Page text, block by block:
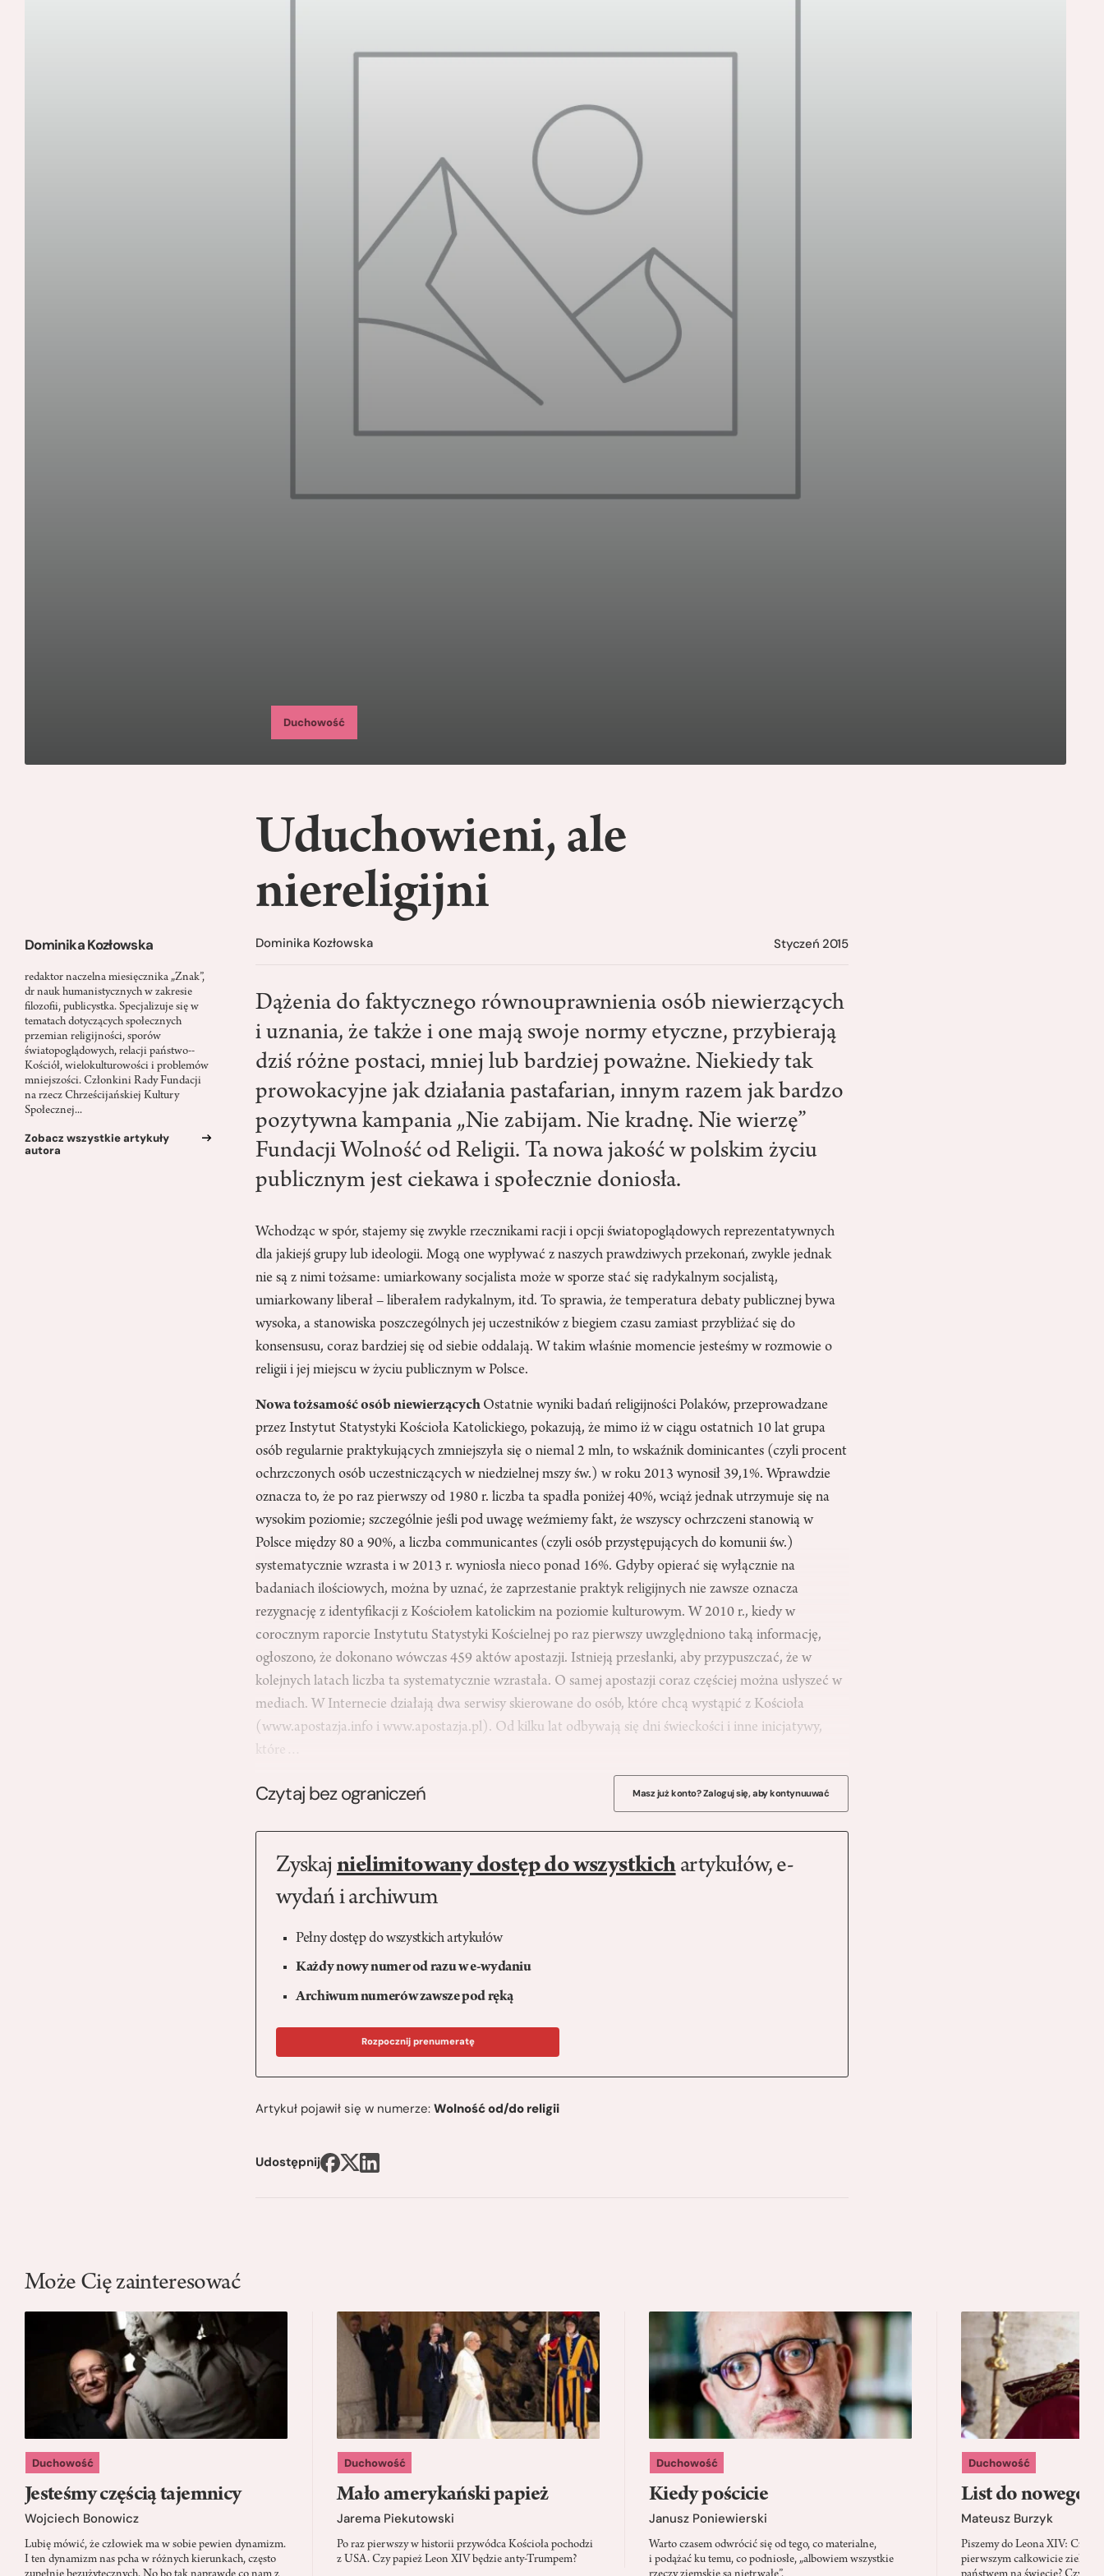
Duchowość
Dominika Kozłowska
redaktor naczelna miesięcznika „Znak”,
dr nauk humanistycznych w zakresie
filozofii, publicystka. Specjalizuje się w
tematach dotyczących społecznych
przemian religijności, sporów
światopoglądowych, relacji państwo-­
Kościół, wielokulturowości i problemów
mniejszości. Członkini Rady Fundacji
na rzecz Chrześcijańskiej Kultury
Społecznej...
Zobacz wszystkie artykuły
autora
Uduchowieni, ale
niereligijni
Dominika Kozłowska Styczeń 2015
Dążenia do faktycznego równouprawnienia osób niewierzących
i uznania, że także i one mają swoje normy etyczne, przybierają
dziś różne postaci, mniej lub bardziej poważne. Niekiedy tak
prowokacyjne jak działania pastafarian, innym razem jak bardzo
pozytywna kampania „Nie zabijam. Nie kradnę. Nie wierzę”
Fundacji Wolność od Religii. Ta nowa jakość w polskim życiu
publicznym jest ciekawa i społecznie doniosła.
Wchodząc w spór, stajemy się zwykle rzecznikami racji i opcji światopoglądowych reprezentatywnych
dla jakiejś grupy lub ideologii. Mogą one wypływać z naszych prawdziwych przekonań, zwykle jednak
nie są z nimi tożsame: umiarkowany socjalista może w sporze stać się radykalnym socjalistą,
umiarkowany liberał – liberałem radykalnym, itd. To sprawia, że temperatura debaty publicznej bywa
wysoka, a stanowiska poszczególnych jej uczestników z biegiem czasu zamiast przybliżać się do
konsensusu, coraz bardziej się od siebie oddalają. W takim właśnie momencie jesteśmy w rozmowie o
religii i jej miejscu w życiu publicznym w Polsce.
Nowa tożsamość osób niewierzących Ostatnie wyniki badań religijności Polaków, przeprowadzane
przez Instytut Statystyki Kościoła Katolickiego, pokazują, że mimo iż w ciągu ostatnich 10 lat grupa
osób regularnie praktykujących zmniejszyła się o niemal 2 mln, to wskaźnik dominicantes (czyli procent
ochrzczonych osób uczestniczących w niedzielnej mszy św.) w roku 2013 wynosił 39,1%. Wprawdzie
oznacza to, że po raz pierwszy od 1980 r. liczba ta spadła poniżej 40%, wciąż jednak utrzymuje się na
wysokim poziomie; szczególnie jeśli pod uwagę weźmiemy fakt, że wszyscy ochrzczeni stanowią w
Polsce między 80 a 90%, a liczba communicantes (czyli osób przystępujących do komunii św.)
systematycznie wzrasta i w 2013 r. wyniosła nieco ponad 16%. Gdyby opierać się wyłącznie na
badaniach ilościowych, można by uznać, że zaprzestanie praktyk religijnych nie zawsze oznacza
rezygnację z identyfikacji z Kościołem katolickim na poziomie kulturowym. W 2010 r., kiedy w
corocznym raporcie Instytutu Statystyki Kościelnej po raz pierwszy uwzględniono taką informację,
ogłoszono, że dokonano wówczas 459 aktów apostazji. Istnieją przesłanki, aby przypuszczać, że w
kolejnych latach liczba ta systematycznie wzrastała. O samej apostazji coraz częściej można usłyszeć w
mediach. W Internecie działają dwa serwisy skierowane do osób, które chcą wystąpić z Kościoła
(www.apostazja.info i www.apostazja.pl). Od kilku lat odbywają się dni świeckości i inne inicjatywy,
które…
Czytaj bez ograniczeń Masz już konto? Zaloguj się, aby kontynuuwać
Zyskaj nielimitowany dostęp do wszystkichartykułów, e-
wydań i archiwum
Pełny dostęp do wszystkich artykułów
Każdy nowy numer od razu w e-wydaniu
Archiwum numerów zawsze pod ręką
Rozpocznij prenumeratę
Artykuł pojawił się w numerze:Wolność od/do religii
Udostępnij
Może Cię zainteresować
Duchowość
Jesteśmy częścią tajemnicy
Wojciech Bonowicz
Lubię mówić, że człowiek ma w sobie pewien dynamizm.
I ten dynamizm nas pcha w różnych kierunkach, często
Duchowość
Mało amerykański papież
Jarema Piekutowski
Po raz pierwszy w historii przywódca Kościoła pochodzi
z USA. Czy papież Leon XIV będzie anty-Trumpem?
Duchowość
Kiedy pościcie
Janusz Poniewierski
Warto czasem odwrócić się od tego, co materialne,
i podążać ku temu, co podniosłe, „albowiem wszystkie
Duchowość
List do nowego
Mateusz Burzyk
Piszemy do Leona XIV: Czy
pierwszym całkowicie